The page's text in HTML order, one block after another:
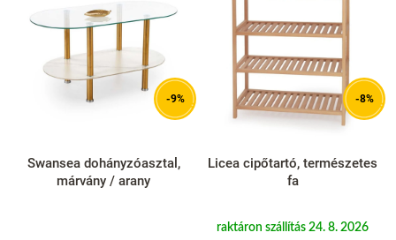
-9%
Swansea dohányzóasztal,
márvány / arany
-8%
Licea cipőtartó, természetes
fa
raktáron szállítás 24. 8. 2026